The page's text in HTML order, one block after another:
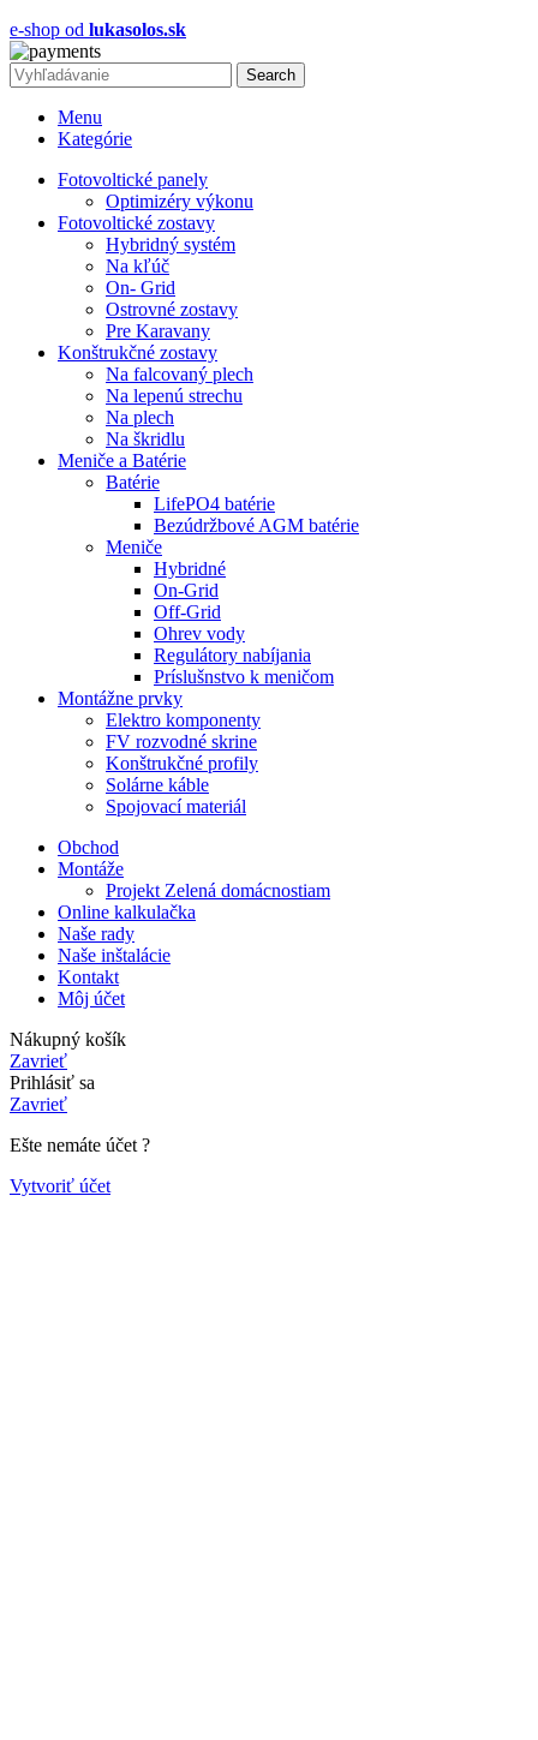
e-shop od lukasolos.sk
Search
Menu
Kategórie
Fotovoltické panely
Optimizéry výkonu
Fotovoltické zostavy
Hybridný systém
Na kľúč
On- Grid
Ostrovné zostavy
Pre Karavany
Konštrukčné zostavy
Na falcovaný plech
Na lepenú strechu
Na plech
Na škridlu
Meniče a Batérie
Batérie
LifePO4 batérie
Bezúdržbové AGM batérie
Meniče
Hybridné
On-Grid
Off-Grid
Ohrev vody
Regulátory nabíjania
Príslušnstvo k meničom
Montážne prvky
Elektro komponenty
FV rozvodné skrine
Konštrukčné profily
Solárne káble
Spojovací materiál
Obchod
Montáže
Projekt Zelená domácnostiam
Online kalkulačka
Naše rady
Naše inštalácie
Kontakt
Môj účet
Nákupný košík
Zavrieť
Prihlásiť sa
Zavrieť
Ešte nemáte účet ?
Vytvoriť účet